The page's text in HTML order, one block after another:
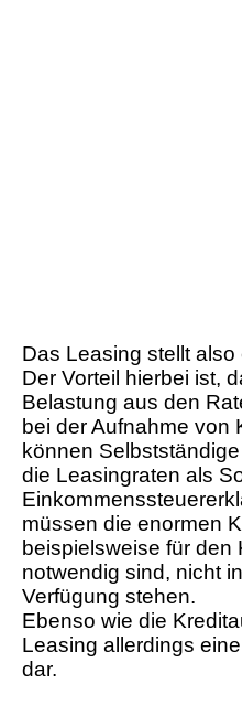
Das Leasing stellt also
Der Vorteil hierbei ist,
Belastung aus den
bei der Aufnahme von
können
die Leasingraten als
müssen die enormen
beispielsweise für den
notwendig sind, nicht
Verfügung stehen.
Ebenso wie die
Leasing allerdings
dar.